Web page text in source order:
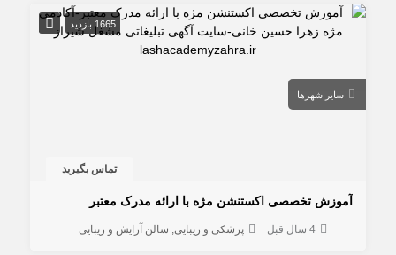
1665 بازدید
سایر شهرها
تماس بگیرید
آموزش تخصصی اکستنشن مژه با ارائه مدرک معتبر
4 سال قبل پزشکی و زیبایی سالن آرایش و زیبایی